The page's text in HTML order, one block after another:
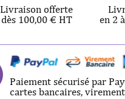
Livraison offerte
dès 100,00 € HT
en 2
Paiement sécurisé par
cartes bancaires,